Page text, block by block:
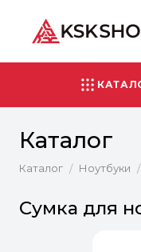
Каталог
Каталог / Ноутбуки /
Сумка для